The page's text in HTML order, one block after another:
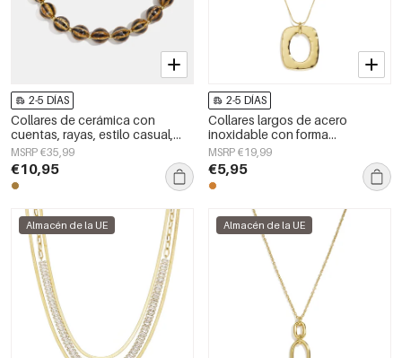
2-5 DÍAS
Collares de cerámica con
cuentas, rayas, estilo casual,
sencillos, para mujer.
MSRP €35,99
€10,95
2-5 DÍAS
Collares largos de acero
inoxidable con forma
geométrica, sencillos, de la
serie Daily Simple, joyería para
mujer.
MSRP €19,99
€5,95
Almacén de la UE Almacén de la UE